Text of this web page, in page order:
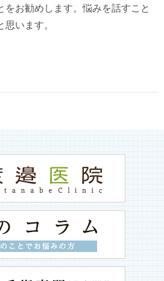
をお勧めします。悩みを話すこと
います。